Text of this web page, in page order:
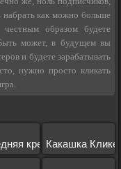
набрать как можно больше
образом будете
может, в будущем вы
и будете зарабатывать
нужно просто кликать
крепость
Какашка